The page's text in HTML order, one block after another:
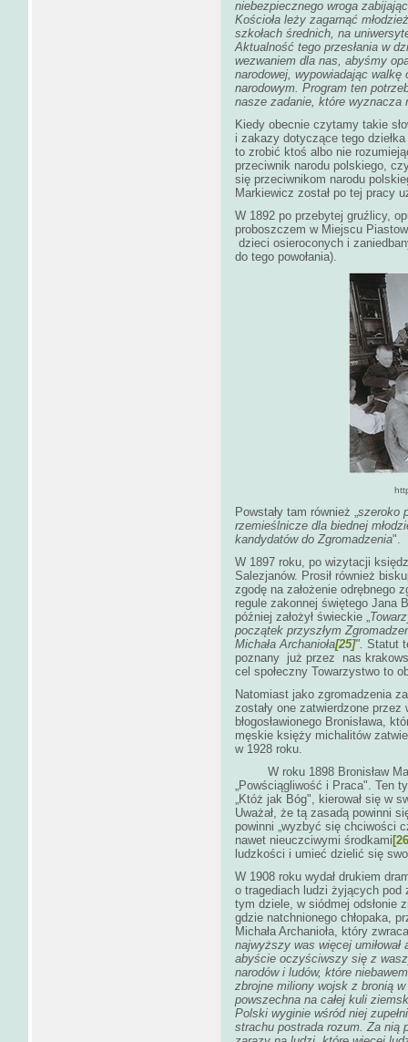
niebezpiecznego wroga
Kościoła leży zagarnąć
szkołach średnich, na
Aktualność tego przesłania w
wezwaniem dla nas, abyśmy
narodowej, wypowiadając
narodowym. Program ten
nasze zadanie, które wyznacza
Kiedy obecnie czytamy takie
i zakazy dotyczące tego dziełka
to zrobić ktoś albo nie
przeciwnik narodu polskiego,
się przeciwnikom narodu
Markiewicz został po tej pracy
W 1892 po przebytej gruźlicy,
proboszczem w Miejscu
dzieci osieroconych i
do tego powołania).
Powstały tam również „ szeroko
rzemieślnicze dla biednej
kandydatów do Zgromadzenia".
W 1897 roku, po wizytacji
Salezjanów. Prosił również
zgodę na założenie odrębnego
regule zakonnej świętego Jana
później założył świeckie „
początek przyszłym
Michała Archanioła[25]". Statut
poznany już przez nas
cel społeczny Towarzystwo to
Natomiast jako zgromadzenia
zostały one zatwierdzone przez
błogosławionego Bronisława,
męskie księży michalitów
w 1928 roku.
W roku 1898 Bronisław
„Powściągliwość i Praca". Ten
„Któż jak Bóg", kierował się w
Uważał, że tą zasadą powinni
powinni „wyzbyć się chciwości
nawet nieuczciwymi środkami
ludzkości i umieć dzielić się
W 1908 roku wydał drukiem
o tragediach ludzi żyjących pod
tym dziele, w siódmej odsłonie
gdzie natchnionego chłopaka,
Michała Archanioła, który
najwyższy was więcej
abyście oczyściwszy się z
narodów i ludów, które
zbrojne miliony wojsk z bronią
powszechna na całej kuli
Polski wyginie wśród niej
strachu postrada rozum. Za nią